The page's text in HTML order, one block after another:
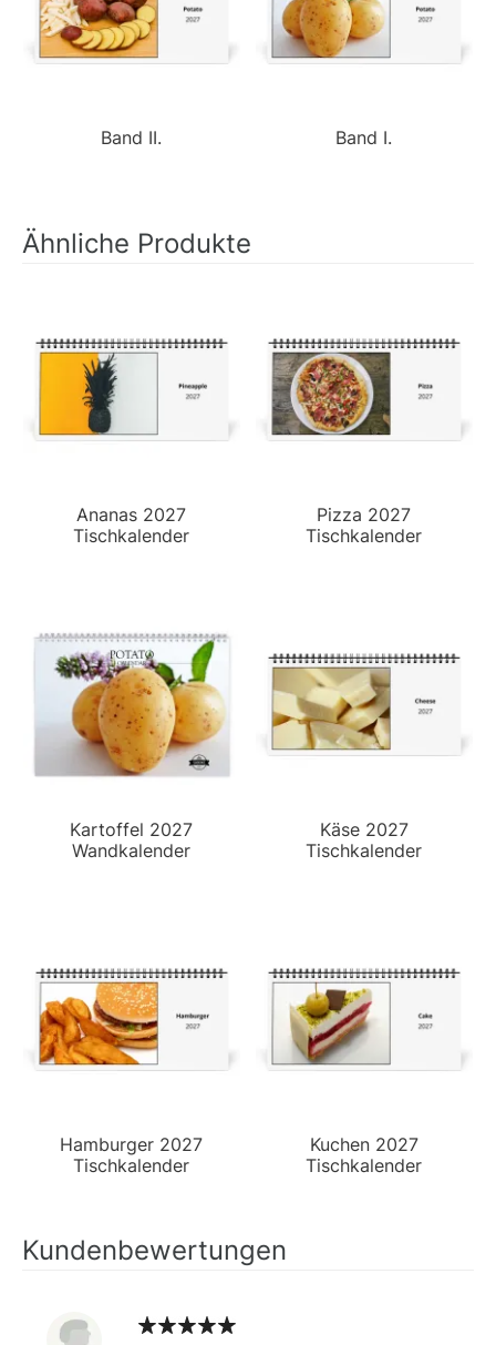
Band II. Band I.
Ähnliche Produkte
Ananas 2027
Tischkalender
Pizza 2027
Tischkalender
Kartoffel 2027
Wandkalender
Käse 2027
Tischkalender
Hamburger 2027
Tischkalender
Kuchen 2027
Tischkalender
Kundenbewertungen